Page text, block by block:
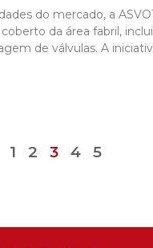
do mercado, a
da área fabril,
de válvulas. A
1 2 3 4 5